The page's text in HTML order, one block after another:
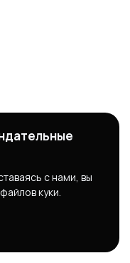
с нами, вы
куки.